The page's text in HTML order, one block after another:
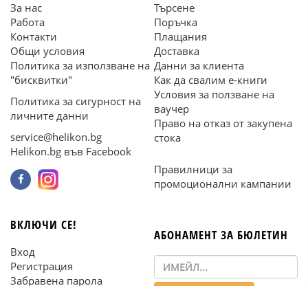
За нас
Работа
Контакти
Общи условия
Политика за използване на
"бисквитки"
Политика за сигурност на
личните данни
service@helikon.bg
Helikon.bg във Facebook
Търсене
Поръчка
Плащания
Доставка
Данни за клиента
Как да свалим е-книги
Условия за ползване на
ваучер
Право на отказ от закупена
стока
Правилници за
промоционални кампании
ВКЛЮЧИ СЕ!
Вход
Регистрация
Забравена парола
АБОНАМЕНТ ЗА БЮЛЕТИН